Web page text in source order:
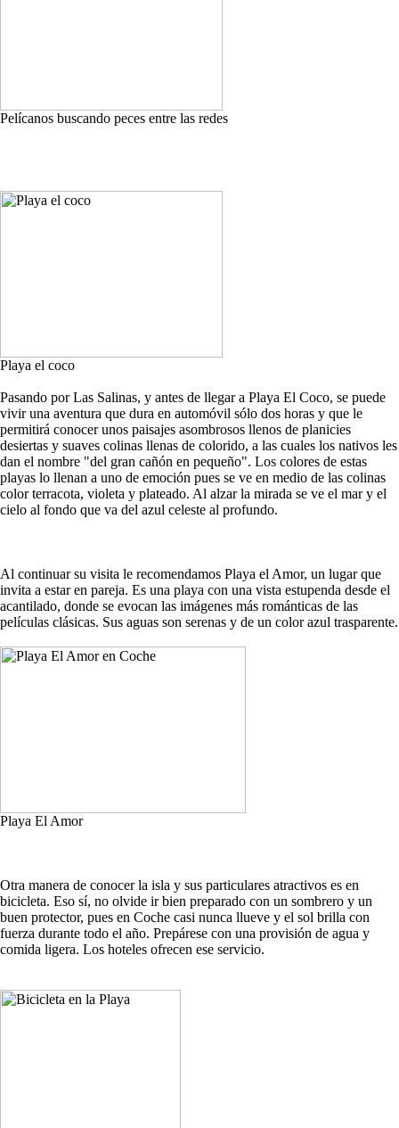
Pelícanos buscando peces entre las redes
Playa el coco
Pasando por Las Salinas, y antes de llegar a Playa El Coco, se puede
vivir una aventura que dura en automóvil sólo dos horas y que le
permitirá conocer unos paisajes asombrosos llenos de planicies
desiertas y suaves colinas llenas de colorido, a las cuales los nativos les
dan el nombre "del gran cañón en pequeño". Los colores de estas
playas lo llenan a uno de emoción pues se ve en medio de las colinas
color terracota, violeta y plateado. Al alzar la mirada se ve el mar y el
cielo al fondo que va del azul celeste al profundo.
Al continuar su visita le recomendamos Playa el Amor, un lugar que
invita a estar en pareja. Es una playa con una vista estupenda desde el
acantilado, donde se evocan las imágenes más románticas de las
películas clásicas. Sus aguas son serenas y de un color azul trasparente.
Playa El Amor
Otra manera de conocer la isla y sus particulares atractivos es en
bicicleta. Eso sí, no olvide ir bien preparado con un sombrero y un
buen protector, pues en Coche casi nunca llueve y el sol brilla con
fuerza durante todo el año. Prepárese con una provisión de agua y
comida ligera. Los hoteles ofrecen ese servicio.